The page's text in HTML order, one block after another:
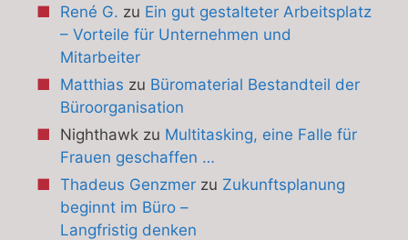
René G. zu Ein gut gestalteter Arbeitsplatz
– Vorteile für Unternehmen und
Mitarbeiter
Matthias zu Büromaterial Bestandteil der
Büroorganisation
Nighthawkzu Multitasking, eine Falle für
Frauen geschaffen …
Thadeus Genzmerzu Zukunftsplanung
beginnt im Büro –
Langfristig denken